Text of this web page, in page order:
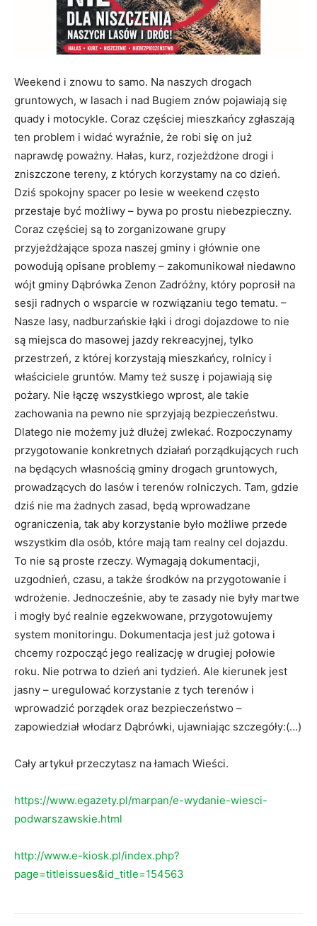
Weekend i znowu to samo. Na naszych drogach
gruntowych, w lasach i nad Bugiem znów pojawiają się
quady i motocykle. Coraz częściej mieszkańcy zgłaszają
ten problem i widać wyraźnie, że robi się on już
naprawdę poważny. Hałas, kurz, rozjeżdżone drogi i
zniszczone tereny, z których korzystamy na co dzień.
Dziś spokojny spacer po lesie w weekend często
przestaje być możliwy – bywa po prostu niebezpieczny.
Coraz częściej są to zorganizowane grupy
przyjeżdżające spoza naszej gminy i głównie one
powodują opisane problemy – zakomunikował niedawno
wójt gminy Dąbrówka Zenon Zadróżny, który poprosił na
sesji radnych o wsparcie w rozwiązaniu tego tematu. –
Nasze lasy, nadburzańskie łąki i drogi dojazdowe to nie
są miejsca do masowej jazdy rekreacyjnej, tylko
przestrzeń, z której korzystają mieszkańcy, rolnicy i
właściciele gruntów. Mamy też suszę i pojawiają się
pożary. Nie łączę wszystkiego wprost, ale takie
zachowania na pewno nie sprzyjają bezpieczeństwu.
Dlatego nie możemy już dłużej zwlekać. Rozpoczynamy
przygotowanie konkretnych działań porządkujących ruch
na będących własnością gminy drogach gruntowych,
prowadzących do lasów i terenów rolniczych. Tam, gdzie
dziś nie ma żadnych zasad, będą wprowadzane
ograniczenia, tak aby korzystanie było możliwe przede
wszystkim dla osób, które mają tam realny cel dojazdu.
To nie są proste rzeczy. Wymagają dokumentacji,
uzgodnień, czasu, a także środków na przygotowanie i
wdrożenie. Jednocześnie, aby te zasady nie były martwe
i mogły być realnie egzekwowane, przygotowujemy
system monitoringu. Dokumentacja jest już gotowa i
chcemy rozpocząć jego realizację w drugiej połowie
roku. Nie potrwa to dzień ani tydzień. Ale kierunek jest
jasny – uregulować korzystanie z tych terenów i
wprowadzić porządek oraz bezpieczeństwo –
zapowiedział włodarz Dąbrówki, ujawniając szczegóły:(…)
Cały artykuł przeczytasz na łamach Wieści.
https://www.egazety.pl/marpan/e-wydanie-wiesci-
podwarszawskie.html
http://www.e-kiosk.pl/index.php?
page=titleissues&id_title=154563